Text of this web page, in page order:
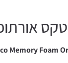
Memory Foam